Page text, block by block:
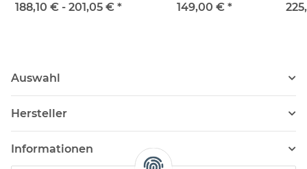
188,10 € - 201,05 € *
149,00 € *
Auswahl
Hersteller
Informationen